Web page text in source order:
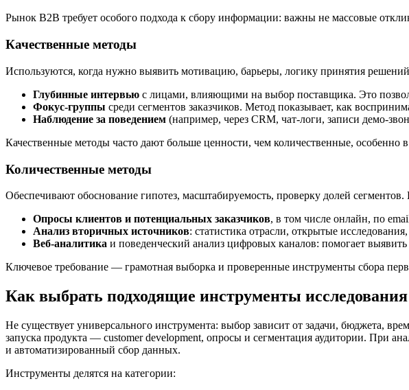
Рынок B2B требует особого подхода к сбору информации: важны не массовые
Качественные методы
Используются, когда нужно выявить мотивацию, барьеры, логику принятия
Глубинные интервью с лицами, влияющими на выбор поставщика. Это
Фокус-группы среди сегментов заказчиков. Метод показывает, как
Наблюдение за поведением (например, через CRM, чат-логи, записи демо-
Качественные методы часто дают больше ценности, чем количественные, особенно
Количественные методы
Обеспечивают обоснование гипотез, масштабируемость, проверку долей
Опросы клиентов и потенциальных заказчиков, в том числе онлайн, по
Анализ вторичных источников: статистика отрасли, открытые
Веб-аналитика и поведенческий анализ цифровых каналов: помогает
Ключевое требование — грамотная выборка и проверенные инструменты сбора
Как выбрать подходящие инструменты
Не существует универсального инструмента: выбор зависит от задачи, бюджета,
запуска продукта — customer development, опросы и сегментация аудитории. При
и автоматизированный сбор данных.
Инструменты делятся на категории: